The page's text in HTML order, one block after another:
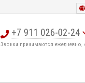
+7 911 026-02-24
Звонки принимаются ежедневно,